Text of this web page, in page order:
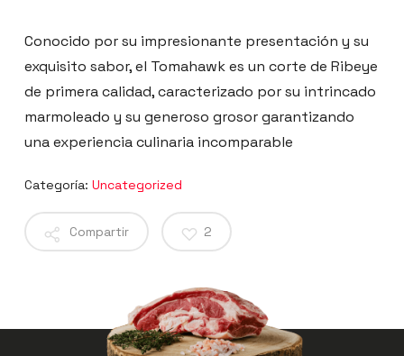
Conocido por su impresionante presentación y su
exquisito sabor, el Tomahawk es un corte de Ribeye
de primera calidad, caracterizado por su intrincado
marmoleado y su generoso grosor garantizando
una experiencia culinaria incomparable
Categoría: Uncategorized
Compartir 2